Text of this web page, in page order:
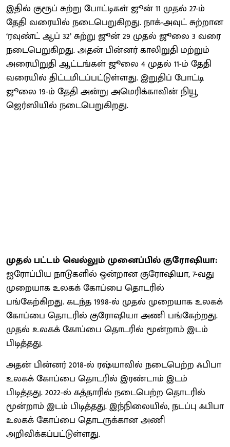
இதில் குரூப் சுற்று போட்டிகள் ஜூன் 11 முதல் 27-ம்
தேதி வரையில் நடைபெறுகிறது. நாக்-அவுட் சுற்றான
‘ரவுண்ட் ஆப் 32’ சுற்று ஜூன் 29 முதல் ஜூலை 3 வரை
நடைபெறுகிறது. அதன் பின்னர் காலிறுதி மற்றும்
அரையிறுதி ஆட்டங்கள் ஜூலை 4 முதல் 11-ம் தேதி
வரையில் திட்டமிடப்பட்டுள்ளது. இறுதிப் போட்டி
ஜூலை 19-ம் தேதி அன்று அமெரிக்காவின் நியூ
ஜெர்ஸியில் நடைபெறுகிறது.
முதல் பட்டம் வெல்லும் முனைப்பில் குரோஷியா:
ஐரோப்பிய நாடுகளில் ஒன்றான குரோஷியா, 7-வது
முறையாக உலகக் கோப்பை தொடரில்
பங்கேற்கிறது. கடந்த 1998-ல் முதல் முறையாக உலகக்
கோப்பை தொடரில் குரோஷியா அணி பங்கேற்றது.
முதல் உலகக் கோப்பை தொடரில் மூன்றாம் இடம்
பிடித்தது.
அதன் பின்னர் 2018-ல் ரஷ்யாவில் நடைபெற்ற ஃபிபா
உலகக் கோப்பை தொடரில் இரண்டாம் இடம்
பிடித்தது. 2022-ல் கத்தாரில் நடைபெற்ற தொடரில்
மூன்றாம் இடம் பிடித்தது. இந்நிலையில், நடப்பு ஃபிபா
உலகக் கோப்பை தொடருக்கான அணி
அறிவிக்கப்பட்டுள்ளது.